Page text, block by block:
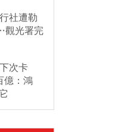
社遭勒
觀光署完
次卡
億：鴻